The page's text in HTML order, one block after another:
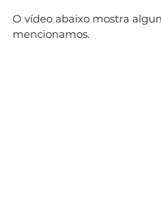
O vídeo abaixo mostra
mencionamos.